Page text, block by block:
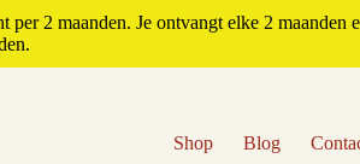
2 maanden. Je ontvangt elke 2 maanden
Shop Blog